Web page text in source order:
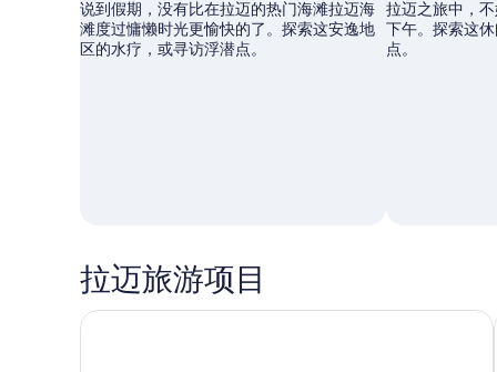
说到假期，没有比在拉迈的热门海滩拉迈海
滩度过慵懒时光更愉快的了。探索这安逸地
区的水疗，或寻访浮潜点。
拉迈之旅中，
下午。探索这
点。
拉迈旅游项目
昂通国家海洋公园全天游